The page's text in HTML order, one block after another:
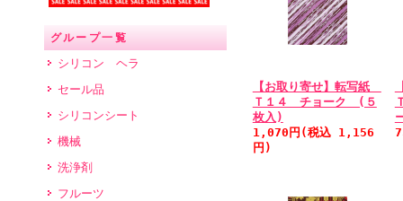
グループ一覧
シリコン ヘラ
セール品
シリコンシート
機械
洗浄剤
フルーツ
【お取り寄せ】転写紙
Ｔ１４ チョーク (５
枚入)
1,070円(税込 1,156
円)